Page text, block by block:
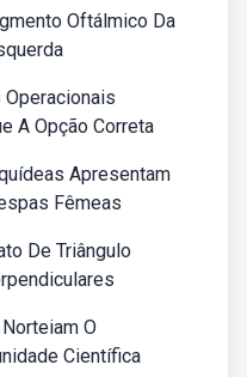
Oftálmico Da
A Opção Correta
Apresentam
Fêmeas
De Triângulo
O
Científica